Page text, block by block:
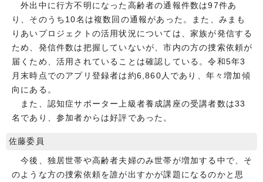
外出中に行方不明になった高齢者の通報件数は97件あ
り、そのうち10名は複数回の通報があった。また、みまも
りあいプロジェクトの活用状況については、家族が発信する
ため、発信件数は把握していないが、市内の方の捜索依頼が
届くため、活用されていることは確認している。令和5年3
月末時点でのアプリ登録者は約6,860人であり、年々増加傾
向にある。
また、認知症サポーター上級者養成講座の受講者数は33
名であり、参加者からは好評であった。
佐藤委員
今後、独居世帯や高齢者夫婦のみ世帯が増加する中で、そ
のような方の捜索依頼を誰が出すかが課題になるのかと思